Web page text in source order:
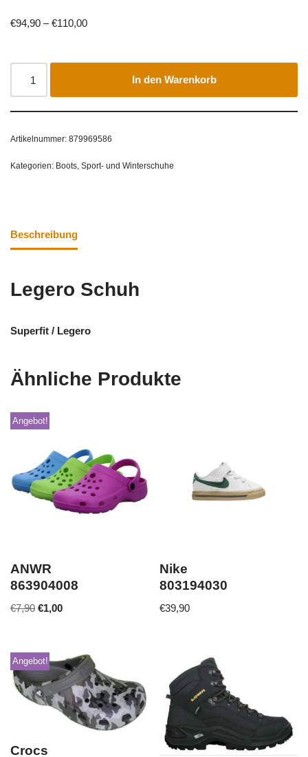
€94,90 –€110,00
In den Warenkorb
Artikelnummer: 879969586
Kategorien: Boots, Sport- und Winterschuhe
Beschreibung
Legero Schuh
Superfit / Legero
Ähnliche Produkte
Angebot!
ANWR
863904008
€7,90 €1,00
Nike
803194030
€39,90
Angebot!
Crocs